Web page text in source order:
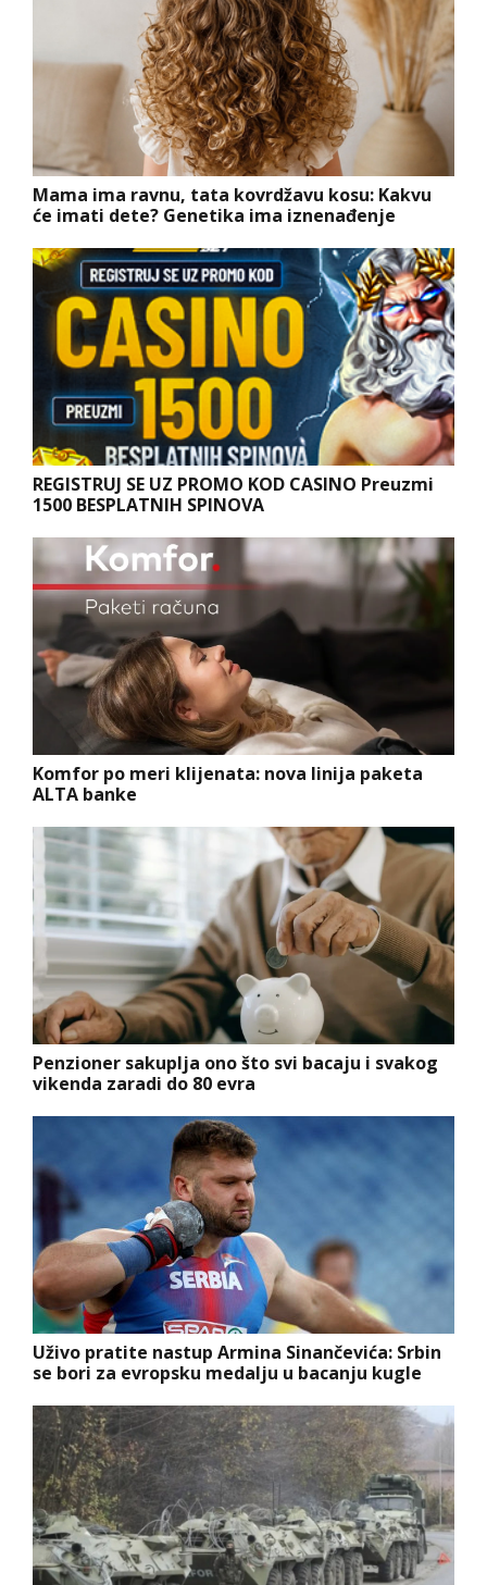
Mama ima ravnu, tata kovrdžavu kosu: Kakvu
će imati dete? Genetika ima iznenađenje
REGISTRUJ SE UZ PROMO KOD CASINO Preuzmi
1500 BESPLATNIH SPINOVA
Komfor po meri klijenata: nova linija paketa
ALTA banke
Penzioner sakuplja ono što svi bacaju i svakog
vikenda zaradi do 80 evra
Uživo pratite nastup Armina Sinančevića: Srbin
se bori za evropsku medalju u bacanju kugle